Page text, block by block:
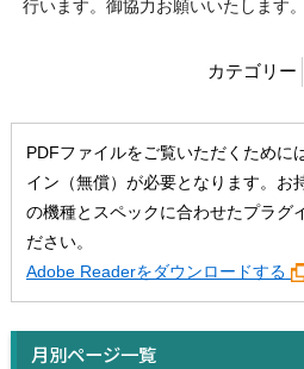
行います。御協力お願いいたします。
カテゴリー
PDFファイルをご覧いただくために
イン（無償）が必要となります。お
の機種とスペックに合わせたプラグ
ださい。
Adobe Readerをダウンロードする
月別ページ一覧